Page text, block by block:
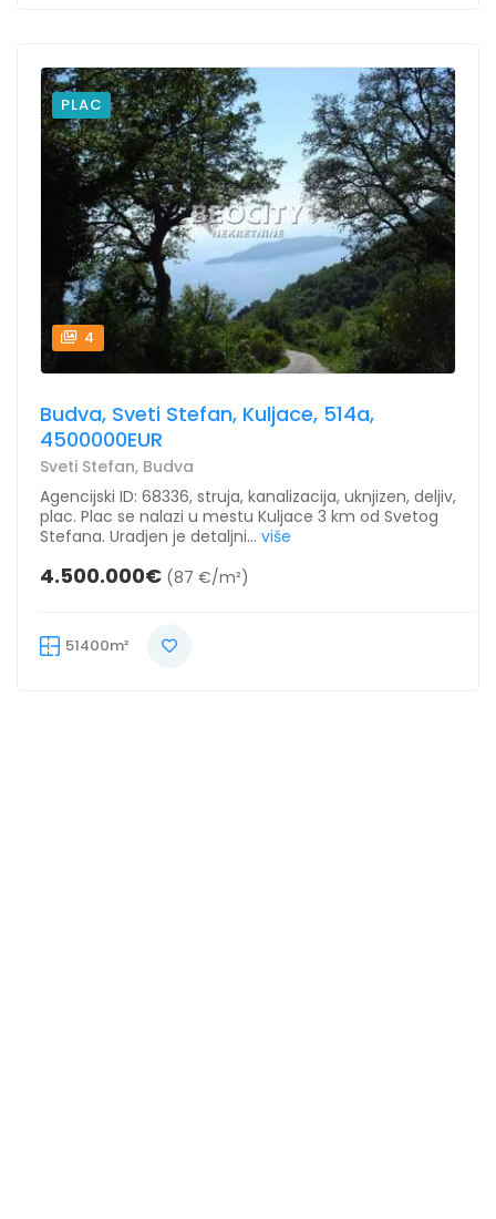
PLAC
4
Budva, Sveti Stefan, Kuljace, 514a,
4500000EUR
Sveti Stefan, Budva
Agencijski ID: 68336, struja, kanalizacija, uknjizen, deljiv,
plac. Plac se nalazi u mestu Kuljace 3 km od Svetog
Stefana. Uradjen je detaljni... više
4.500.000€ (87 €/m²)
51400m²